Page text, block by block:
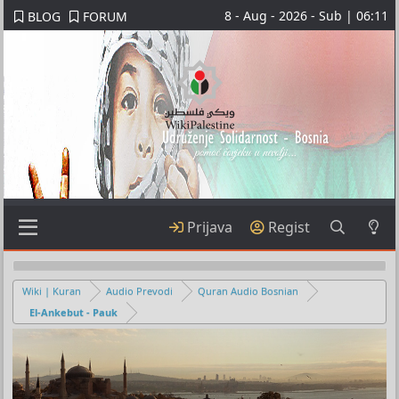
BLOG FORUM 8 - Aug - 2026 - Sub | 06:11
Prijava Regist
Wiki | Kuran Audio Prevodi
Quran Audio Bosnian
El-Ankebut - Pauk